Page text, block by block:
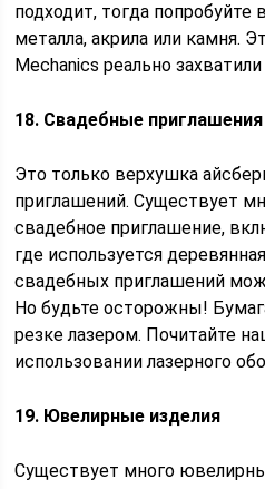
подходит, тогда
металла, акрила или камня.
Mechanics реально
18. Свадебные приглашения
Это только верхушка
приглашений. Существует
свадебное приглашение,
где используется
свадебных приглашений
Но будьте осторожны!
резке лазером. Почитайте
использовании лазерного
19. Ювелирные изделия
Существует много